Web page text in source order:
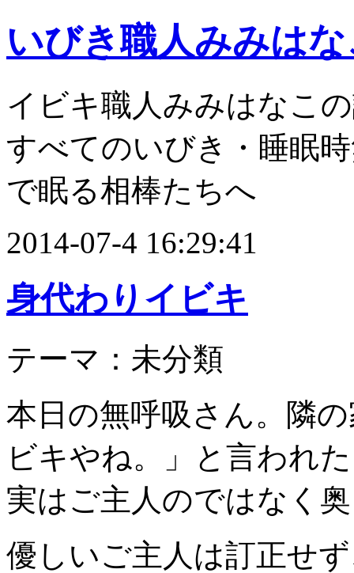
いびき職人みみは
イビキ職人みみはなこ
すべてのいびき・睡眠
で眠る相棒たちへ
2014-07-4 16:29:41
身代わりイビキ
テーマ：未分類
本日の無呼吸さん。隣
ビキやね。」と言われ
実はご主人のではなく
優しいご主人は訂正せ